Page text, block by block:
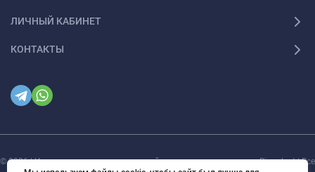
ЛИЧНЫЙ КАБИНЕТ
КОНТАКТЫ
© 2026 | Интернет магазин инженерной сантехники и электрики Rigaplast | Все